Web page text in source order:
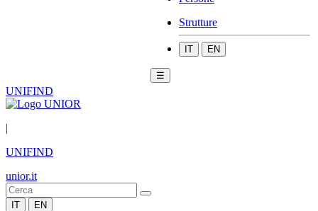
Strutture
IT EN
☰
UNIFIND
|
UNIFIND
unior.it
IT EN